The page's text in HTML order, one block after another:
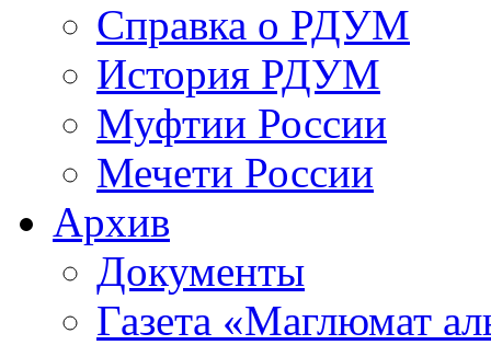
Справка о РДУМ
История РДУМ
Муфтии России
Мечети России
Архив
Документы
Газета «Маглюмат